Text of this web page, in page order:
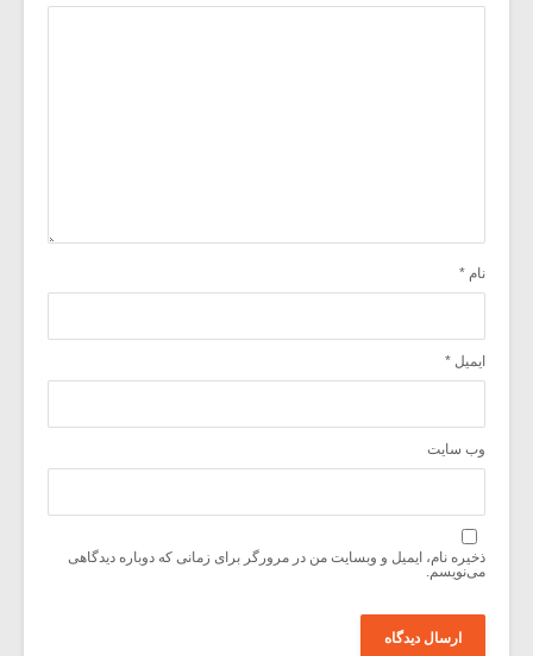
نام *
ایمیل *
وب‌ سایت
ذخیره نام، ایمیل و وبسایت من در مرورگر برای زمانی که دوباره دیدگاهی
می‌نویسم.